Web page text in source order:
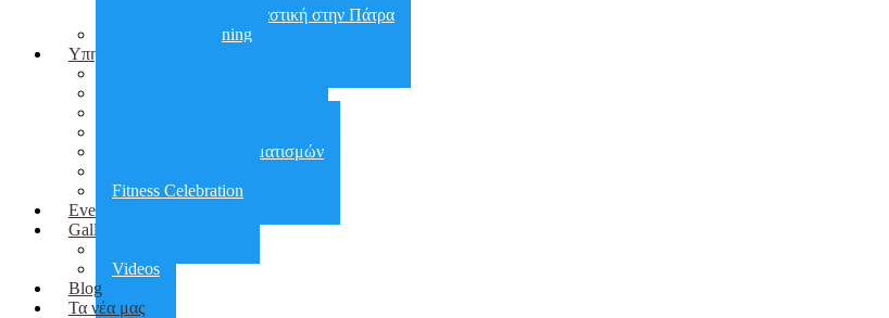
Υπαίθρια Γυμναστική στην Πάτρα
Small group training
Υπηρεσίες
Αποκατάσταση τραυματισμών
Fitness Celebration
Events
Gallery
Videos
Blog
Τα νέα μας